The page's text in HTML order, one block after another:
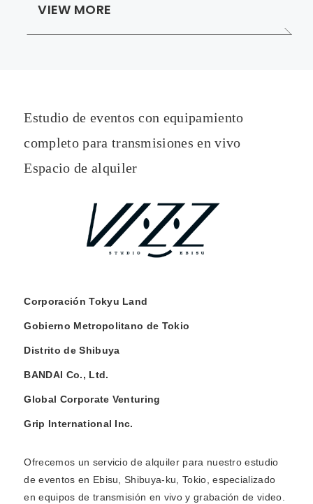
VIEW MORE
Estudio de eventos con equipamiento
completo para transmisiones en vivo
Espacio de alquiler
Corporación Tokyu Land
Gobierno Metropolitano de Tokio
Distrito de Shibuya
BANDAI Co., Ltd.
Global Corporate Venturing
Grip International Inc.
Ofrecemos un servicio de alquiler para nuestro estudio
de eventos en Ebisu, Shibuya-ku, Tokio, especializado
en equipos de transmisión en vivo y grabación de video.